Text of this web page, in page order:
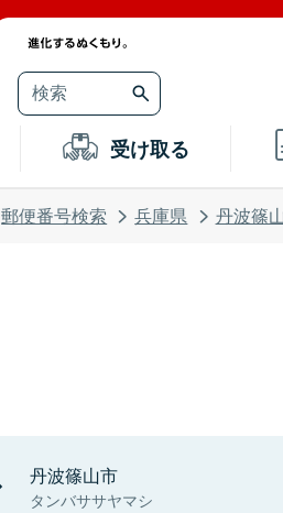
受け取る
郵便番号検索 兵庫県 丹波篠
丹波篠山市
タンバササヤマシ